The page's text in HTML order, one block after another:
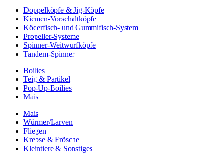
Doppelköpfe & Jig-Köpfe
Kiemen-Vorschaltköpfe
Köderfisch- und Gummifisch-System
Propeller-Systeme
Spinner-Weitwurfköpfe
Tandem-Spinner
Boilies
Teig & Partikel
Pop-Up-Boilies
Mais
Mais
Würmer/Larven
Fliegen
Krebse & Frösche
Kleintiere & Sonstiges